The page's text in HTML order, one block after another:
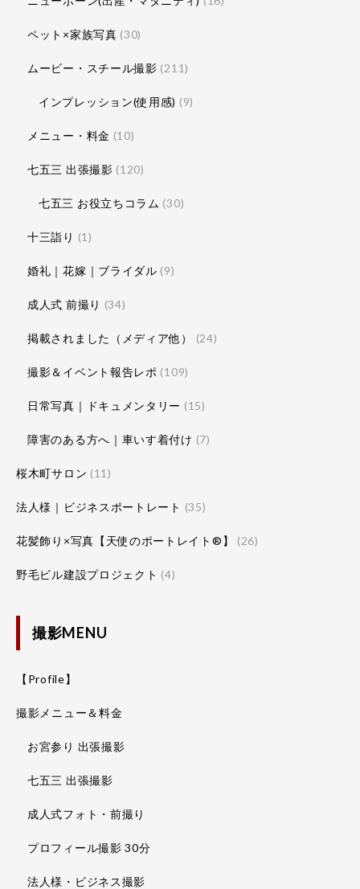
ペット×家族写真 (30)
ムービー・スチール撮影 (211)
インプレッション(使用感) (9)
メニュー・料金 (10)
七五三 出張撮影 (120)
七五三 お役立ちコラム (30)
十三詣り (1)
婚礼｜花嫁｜ブライダル (9)
成人式 前撮り (34)
掲載されました（メディア他） (24)
撮影＆イベント報告レポ (109)
日常写真｜ドキュメンタリー (15)
障害のある方へ｜車いす着付け (7)
桜木町サロン (11)
法人様｜ビジネスポートレート (35)
花髪飾り×写真【天使のポートレイト®】 (26)
野毛ビル建設プロジェクト (4)
撮影MENU
【Profile】
撮影メニュー＆料金
お宮参り 出張撮影
七五三 出張撮影
成人式フォト・前撮り
プロフィール撮影 30分
法人様・ビジネス撮影